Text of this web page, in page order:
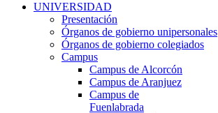
UNIVERSIDAD
Presentación
Órganos de gobierno unipersonales
Órganos de gobierno colegiados
Campus
Campus de Alcorcón
Campus de Aranjuez
Campus de
Fuenlabrada